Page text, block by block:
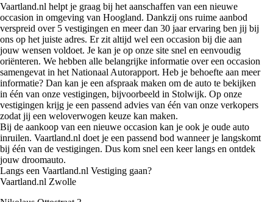
Vaartland.nl helpt je graag bij het aanschaffen van een nieuwe
occasion in omgeving van Hoogland. Dankzij ons ruime aanbod
verspreid over 5 vestigingen en meer dan 30 jaar ervaring ben jij bij
ons op het juiste adres. Er zit altijd wel een occasion bij die aan
jouw wensen voldoet. Je kan je op onze site snel en eenvoudig
oriënteren. We hebben alle belangrijke informatie over een occasion
samengevat in het Nationaal Autorapport. Heb je behoefte aan meer
informatie? Dan kan je een afspraak maken om de auto te bekijken
in één van onze vestigingen, bijvoorbeeld in Stolwijk. Op onze
vestigingen krijg je een passend advies van één van onze verkopers
zodat jij een weloverwogen keuze kan maken.
Bij de aankoop van een nieuwe occasion kan je ook je oude auto
inruilen. Vaartland.nl doet je een passend bod wanneer je langskomt
bij één van de vestigingen. Dus kom snel een keer langs en ontdek
jouw droomauto.
Langs een Vaartland.nl Vestiging gaan?
Vaartland.nl Zwolle